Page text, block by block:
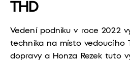
THD
Vedení podniku v roce 2022
technika na místo vedoucího
dopravy a Honza Rezek tuto